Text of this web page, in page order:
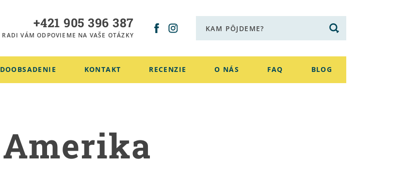
+421 905 396 387
RADI VÁM ODPOVIEME NA VAŠE OTÁZKY
DOOBSADENIE KONTAKT RECENZIE O NÁS FAQ BLOG
Amerika